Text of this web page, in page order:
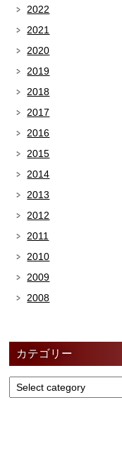
2022
2021
2020
2019
2018
2017
2016
2015
2014
2013
2012
2011
2010
2009
2008
カテゴリー